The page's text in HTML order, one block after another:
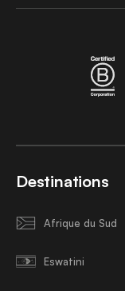
Destinations
Afrique du Sud
Eswatini